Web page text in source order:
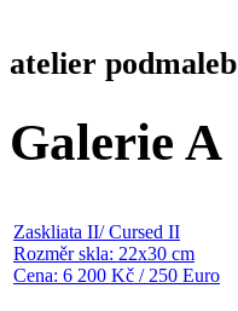
atelier
Galerie A
Zaskliata II/ Cursed II
Rozměr skla: 22x30 cm
Cena: 6 200 Kč / 250 Euro